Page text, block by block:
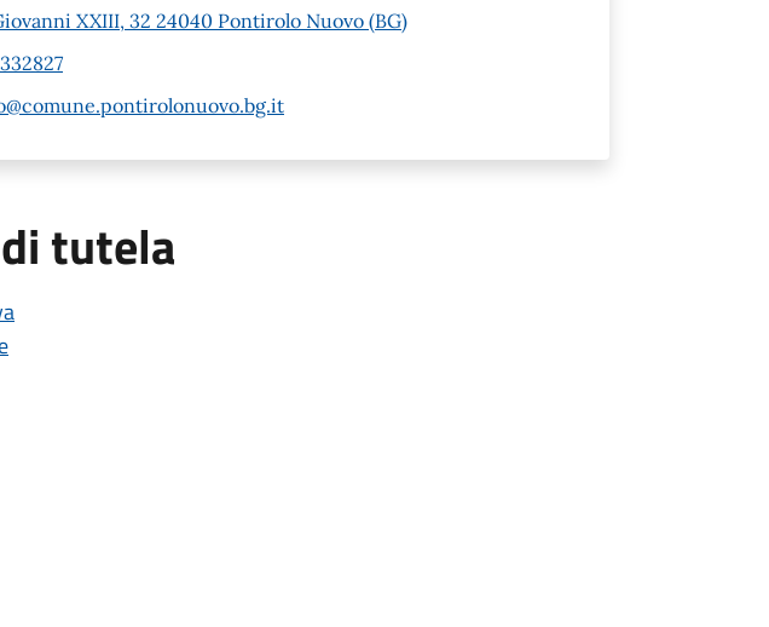
XXIII, 32 24040 Pontirolo Nuovo (BG)
tutela